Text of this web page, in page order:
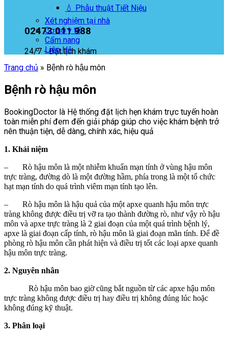
02473 011 988
24/7 - Đặt lịch khám
💧 Phẫu thuật Tiết Niệu
Xét nghiệm tại nhà
Cơ sở y tế
Cẩm nang
Liên Hệ
Trang chủ » Bệnh rò hậu môn
Bệnh rò hậu môn
BookingDoctor là Hệ thống đặt lịch hẹn khám trực tuyến hoàn
toàn miễn phí đem đến giải pháp giúp cho việc khám bệnh trở
nên thuận tiện, dễ dàng, chính xác, hiệu quả
1. Khái niệm
– Rò hậu môn là một nhiễm khuẩn mạn tính ở vùng hậu môn
trực tràng, đường dò là một đường hầm, phía trong là một tổ chức
hạt mạn tính do quá trình viêm mạn tính tạo lên.
– Rò hậu môn là hậu quả của một apxe quanh hậu môn trực
tràng không được điều trị vỡ ra tạo thành đường rò, như vậy rò hậu
môn và apxe trực tràng là 2 giai đoạn của một quá trình bệnh lý,
apxe là giai đoạn cấp tính, rò hậu môn là giai đoạn mãn tính. Để đề
phòng rò hậu môn cần phát hiện và điều trị tốt các loại apxe quanh
hậu môn trực tràng.
2. Nguyên nhân
Rò hậu môn bao giờ cũng bắt nguồn từ các apxe hậu môn
trực tràng không được điều trị hay điều trị không đúng lúc hoặc
không đúng kỹ thuật.
3. Phân loại